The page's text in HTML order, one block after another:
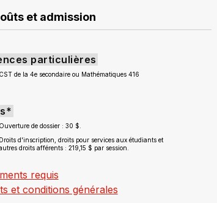
et admission
particulières
CST de la 4e secondaire ou Mathématiques 416
Ouverture de dossier : 30 $.
Droits d'inscription, droits pour services aux étudiants et
droits afférents : 219,15 $ par session.
requis
et conditions générales